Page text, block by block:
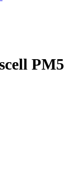
PM5